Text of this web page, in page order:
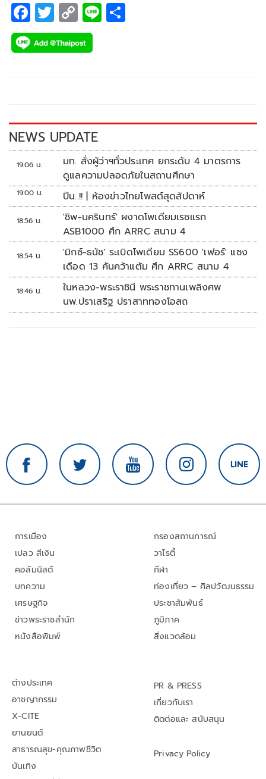
F
ac
e
k
T
wi
tt
C
o
p
k
Li
NEWS UPDATE
19:06 น.
มท. สั่งผู้ว่าฯทั่วประเทศ ยกระดับ 4 มาตรการ
ดูแลความปลอดภัยในสถานศึกษา
19:00 น. ปืน..!! | ห้องข่าวไทยโพสต์สุดสัปดาห์
18:56 น.
'ชิพ-นครินทร์' ผงาดโพเดียมเรซแรก
ASB1000 ศึก ARRC สนาม 4
18:54 น.
'มิกซ์-ธนัช' ระเบิดโพเดียม SS600 'เฟอร์' แซง
เดือด 13 คันคว้าแต้ม ศึก ARRC สนาม 4
18:46 น.
ในหลวง-พระราชินี พระราชทานเพลิงศพ
นพ.ปราเสริฐ ปราสาททองโอสถ
การเมือง
เปลว สีเงิน
คอลัมนิสต์
บทความ
เศรษฐกิจ
ข่าวพระราชสำนัก
หนังสือพิมพ์
กรองสถานการณ์
วาไรตี้
กีฬา
ท่องเที่ยว – ศิลปวัฒนธรรม
ประชาสัมพันธ์
ภูมิภาค
สิ่งแวดล้อม
ต่างประเทศ
อาชญากรรม
X-CITE
ยานยนต์
สาธารณสุข-คุณภาพชีวิต
บันเทิง
PR & PRESS
เกี่ยวกับเรา
ติดต่อและ สนับสนุน
Privacy Policy